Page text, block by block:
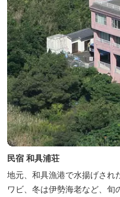
民宿 和具浦荘
地元、和具漁港で水揚げされ
ワビ、冬は伊勢海老など、旬